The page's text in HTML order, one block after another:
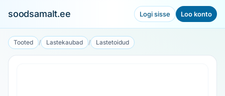
soodsamalt.ee Logi sisse Loo konto
Tooted / Lastekaubad / Lastetoidud